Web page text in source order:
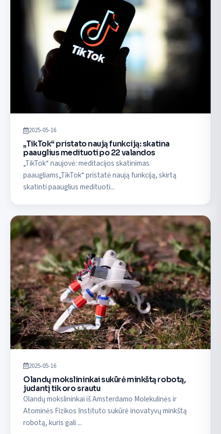
2025-05-16
„TikTok“ pristato naują funkciją: skatina
paauglius medituoti po 22 valandos
„TikTok“ naujovė: meditacijos skatinimas
paaugliams„TikTok“ pristatė naują funkciją, skirtą
skatinti paauglius medituoti...
2025-05-16
Olandų mokslininkai sukūrė minkštą robotą,
judantį tik oro srautu
Olandų mokslininkai iš Amsterdamo Molekulinės ir
Atominės Fizikos Instituto sukūrė inovatyvų minkštą
robotą, kuris gali ...